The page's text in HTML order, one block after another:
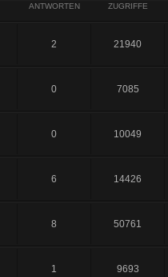
ANTWORTEN ZUGRIFFE
2 21940
0 7085
0 10049
6 14426
8 50761
1 9693